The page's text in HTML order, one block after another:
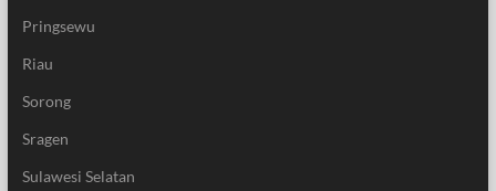
Pringsewu
Riau
Sorong
Sragen
Sulawesi Selatan